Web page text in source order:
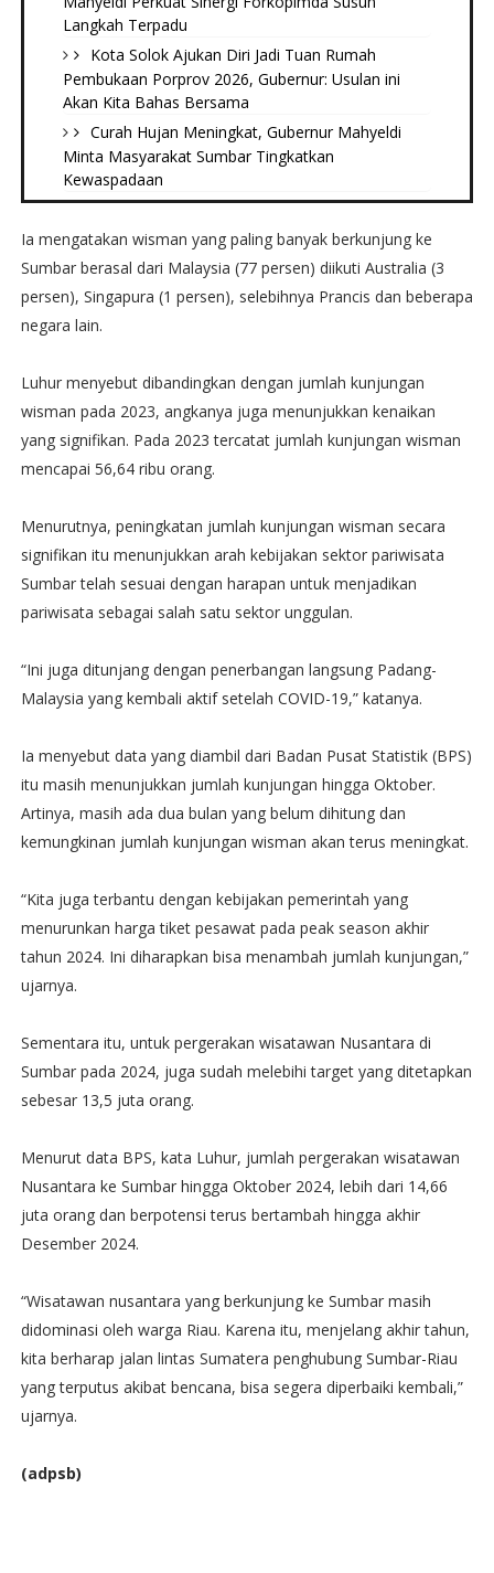
Langkah Terpadu
Kota Solok Ajukan Diri Jadi Tuan Rumah
Pembukaan Porprov 2026, Gubernur: Usulan ini
Akan Kita Bahas Bersama
Curah Hujan Meningkat, Gubernur Mahyeldi
Minta Masyarakat Sumbar Tingkatkan
Kewaspadaan
Ia mengatakan wisman yang paling banyak berkunjung ke
Sumbar berasal dari Malaysia (77 persen) diikuti Australia (3
persen), Singapura (1 persen), selebihnya Prancis dan beberapa
negara lain.
Luhur menyebut dibandingkan dengan jumlah kunjungan
wisman pada 2023, angkanya juga menunjukkan kenaikan
yang signifikan. Pada 2023 tercatat jumlah kunjungan wisman
mencapai 56,64 ribu orang.
Menurutnya, peningkatan jumlah kunjungan wisman secara
signifikan itu menunjukkan arah kebijakan sektor pariwisata
Sumbar telah sesuai dengan harapan untuk menjadikan
pariwisata sebagai salah satu sektor unggulan.
“Ini juga ditunjang dengan penerbangan langsung Padang-
Malaysia yang kembali aktif setelah COVID-19,” katanya.
Ia menyebut data yang diambil dari Badan Pusat Statistik (BPS)
itu masih menunjukkan jumlah kunjungan hingga Oktober.
Artinya, masih ada dua bulan yang belum dihitung dan
kemungkinan jumlah kunjungan wisman akan terus meningkat.
“Kita juga terbantu dengan kebijakan pemerintah yang
menurunkan harga tiket pesawat pada peak season akhir
tahun 2024. Ini diharapkan bisa menambah jumlah kunjungan,”
ujarnya.
Sementara itu, untuk pergerakan wisatawan Nusantara di
Sumbar pada 2024, juga sudah melebihi target yang ditetapkan
sebesar 13,5 juta orang.
Menurut data BPS, kata Luhur, jumlah pergerakan wisatawan
Nusantara ke Sumbar hingga Oktober 2024, lebih dari 14,66
juta orang dan berpotensi terus bertambah hingga akhir
Desember 2024.
“Wisatawan nusantara yang berkunjung ke Sumbar masih
didominasi oleh warga Riau. Karena itu, menjelang akhir tahun,
kita berharap jalan lintas Sumatera penghubung Sumbar-Riau
yang terputus akibat bencana, bisa segera diperbaiki kembali,”
ujarnya.
(adpsb)